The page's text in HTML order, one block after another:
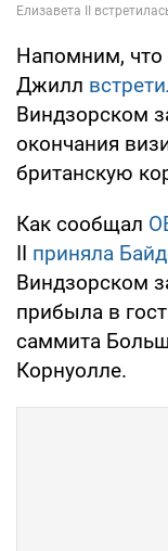
Напомним, что
Джилл
Виндзорском
окончания
британскую
Как сообщал
II приняла
Виндзорском
прибыла в
саммита
Корнуолле.